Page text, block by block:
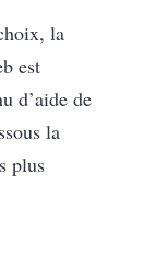
la
est
d’aide de
la
plus